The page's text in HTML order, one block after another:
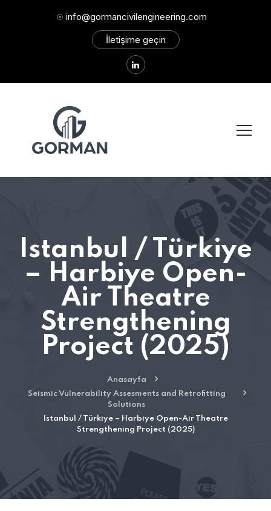
info@gormancivilengineering.com
İletişime geçin
Istanbul / Türkiye
– Harbiye Open-
Air Theatre
Strengthening
Project (2025)
Anasayfa
Seismic Vulnerability Assesments and Retrofitting
Solutions
Istanbul / Türkiye – Harbiye Open-Air Theatre
Strengthening Project (2025)